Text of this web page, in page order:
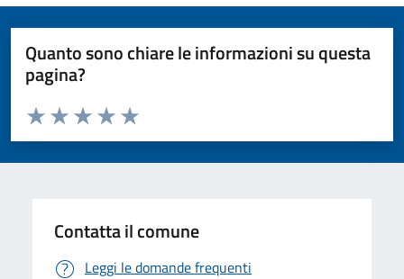
Quanto sono chiare le informazioni su questa
pagina?
Valuta da 1 a 5 stelle la pagina
Valuta 5 stelle su 5
Valuta 4 stelle su 5
Valuta 3 stelle su 5
Valuta 2 stelle su 5
Valuta 1 stelle su 5
Contatta il comune
Leggi le domande frequenti